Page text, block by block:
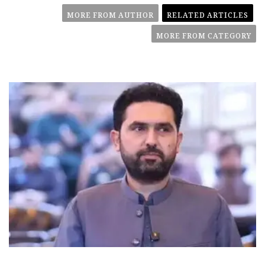
RELATED ARTICLES
MORE FROM AUTHOR
MORE FROM CATEGORY